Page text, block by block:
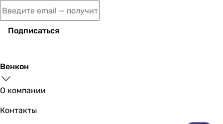
Подписаться
Венкон
О компании
Контакты